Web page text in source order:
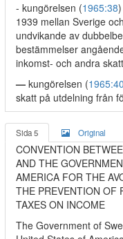
- kungörelsen (1965:38
1939 mellan Sverige
undvikande av
bestämmelser
inkomst- och andra
— kungörelsen (1965:40
skatt på utdelning från
Sida 5 Original
CONVENTION
AND THE
AMERICA FOR THE
THE PREVENTION OF
TAXES ON INCOME
The Government of